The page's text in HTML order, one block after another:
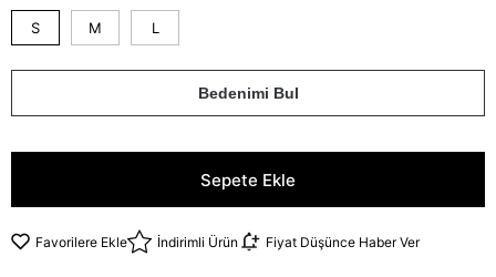
S M L
Bedenimi Bul
Favorilere Ekle İndirimli Ürün Fiyat Düşünce Haber Ver